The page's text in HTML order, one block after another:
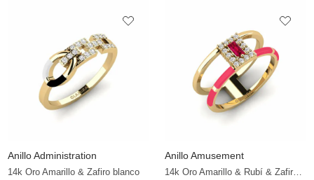
Anillo Administration
14k Oro Amarillo & Zafiro blanco
Anillo Amusement
14k Oro Amarillo & Rubí & Zafiro blanco